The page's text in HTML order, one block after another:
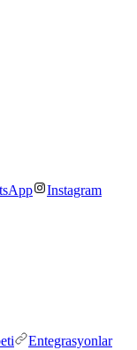
Instagram
Entegrasyonlar